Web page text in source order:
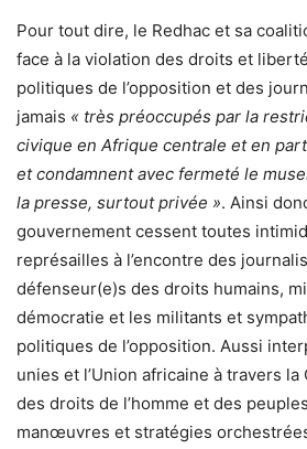
Pour tout dire, le Redhac et sa
face à la violation des droits et
politiques de l’opposition et des
jamais « très préoccupés par la
civique en Afrique centrale et en
et condamnent avec fermeté le
la presse, surtout privée ». Ainsi
gouvernement cessent toutes
représailles à l’encontre des
défenseur(e)s des droits humains,
démocratie et les militants et
politiques de l’opposition. Aussi
unies et l’Union africaine à travers
des droits de l’homme et des
manœuvres et stratégies